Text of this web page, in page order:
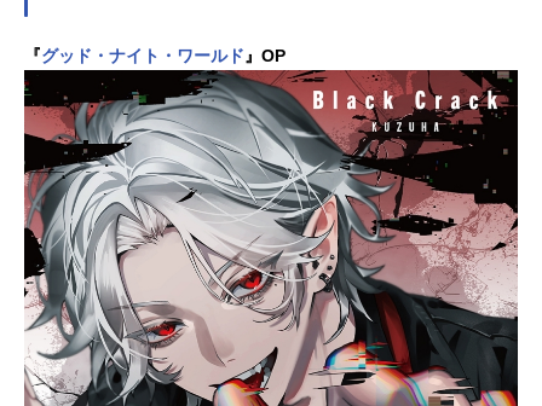
Tubeのチャンネル登録者数は100万
人を超える。『ChroNoiR』公式サイ
ト『ChroNoiR』YouTubeチャンネル
『ChroNoiR』公式X（Twitter）『Chr
oNoiR』公式Instagram『ChroNoiR』
メンバーCD情報ミニアルバム｜Pro
miseアニメイト通販での購入はこち
らアルバム｜WonderWanderWorldア
ニメイト通販での購入はこちらアル
バム｜UP2YOUアニメイト通販での
購入はこちら関連動画最新記事
『グッド・ナイト・ワールド 』OP